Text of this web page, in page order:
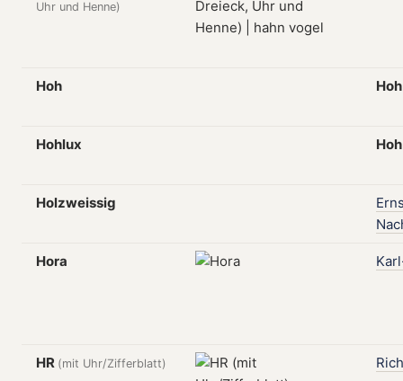
Uhr und Henne)
Hoh
Hohlux
Holzweissig
Hora
HR (mit Uhr/Zifferblatt)